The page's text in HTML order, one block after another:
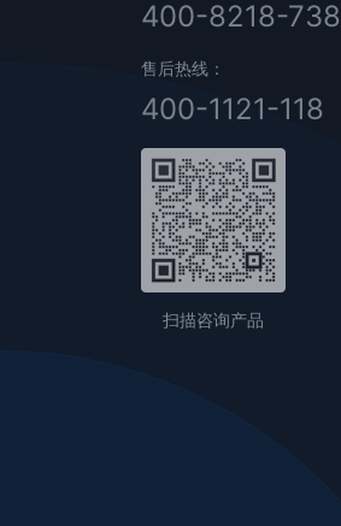
400-8218-738
售后热线：
400-1121-118
扫描咨询产品